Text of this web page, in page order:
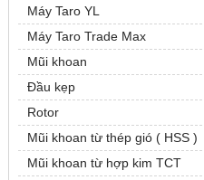
Máy Taro YL
Máy Taro Trade Max
Mũi khoan
Đầu kẹp
Rotor
Mũi khoan từ thép gió ( HSS )
Mũi khoan từ hợp kim TCT